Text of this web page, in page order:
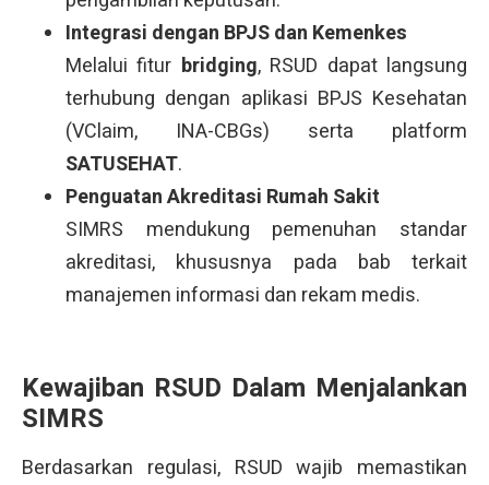
Integrasi dengan BPJS dan Kemenkes
Melalui fitur bridging, RSUD dapat langsung
terhubung dengan aplikasi BPJS Kesehatan
(VClaim, INA-CBGs) serta platform
SATUSEHAT.
Penguatan Akreditasi Rumah Sakit
SIMRS mendukung pemenuhan standar
akreditasi, khususnya pada bab terkait
manajemen informasi dan rekam medis.
Kewajiban RSUD Dalam Menjalankan
SIMRS
Berdasarkan regulasi, RSUD wajib memastikan